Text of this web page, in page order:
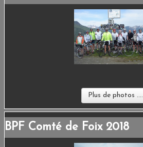
Plus de photos ....
BPF Comté de Foix 2018